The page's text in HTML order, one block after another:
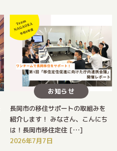
お知らせ
長岡市の移住サポートの取組みを
紹介します！ みなさん、こんにち
は！長岡市移住定住 […]
2026年7月7日